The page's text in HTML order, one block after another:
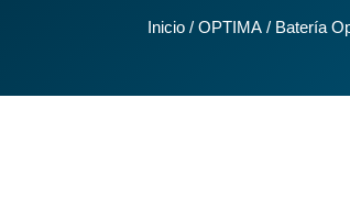
Inicio /OPTIMA / Batería